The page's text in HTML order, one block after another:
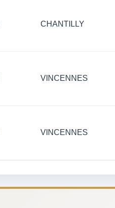
CHANTILLY
VINCENNES
VINCENNES